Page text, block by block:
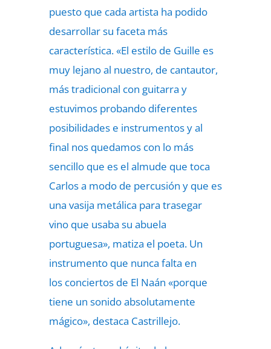
puesto que cada artista ha podido
desarrollar su faceta más
característica. «El estilo de Guille es
muy lejano al nuestro, de cantautor,
más tradicional con guitarra y
estuvimos probando diferentes
posibilidades e instrumentos y al
final nos quedamos con lo más
sencillo que es el almude que toca
Carlos a modo de percusión y que es
una vasija metálica para trasegar
vino que usaba su abuela
portuguesa», matiza el poeta. Un
instrumento que nunca falta en
los conciertos de El Naán «porque
tiene un sonido absolutamente
mágico», destaca Castrillejo.